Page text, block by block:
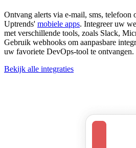
Ontvang alerts via e-mail, sms, telefoon
Uptrends' mobiele apps. Integreer uw
met verschillende tools, zoals Slack,
Gebruik webhooks om aanpasbare
uw favoriete DevOps-tool te ontvangen.
Bekijk alle integraties